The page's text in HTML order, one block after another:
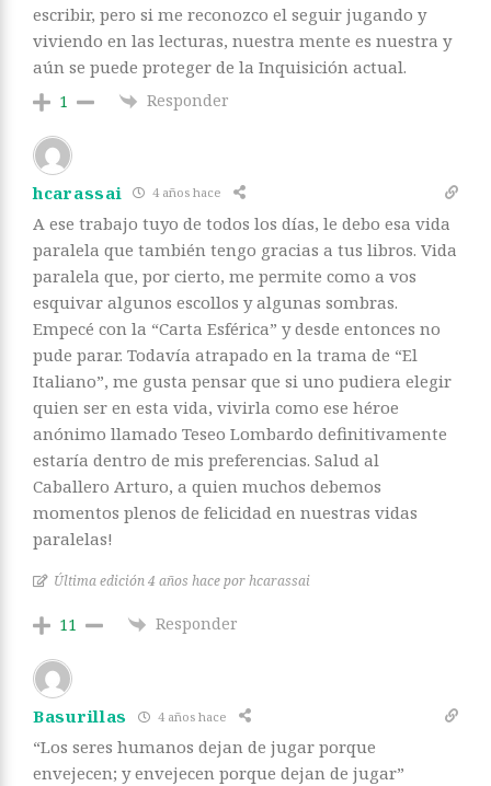
escribir, pero si me reconozco el seguir jugando y
viviendo en las lecturas, nuestra mente es nuestra y
aún se puede proteger de la Inquisición actual.
1 Responder
hcarassai 4 años hace
A ese trabajo tuyo de todos los días, le debo esa vida
paralela que también tengo gracias a tus libros. Vida
paralela que, por cierto, me permite como a vos
esquivar algunos escollos y algunas sombras.
Empecé con la “Carta Esférica” y desde entonces no
pude parar. Todavía atrapado en la trama de “El
Italiano”, me gusta pensar que si uno pudiera elegir
quien ser en esta vida, vivirla como ese héroe
anónimo llamado Teseo Lombardo definitivamente
estaría dentro de mis preferencias. Salud al
Caballero Arturo, a quien muchos debemos
momentos plenos de felicidad en nuestras vidas
paralelas!
Última edición 4 años hace por hcarassai
11 Responder
Basurillas 4 años hace
“Los seres humanos dejan de jugar porque
envejecen; y envejecen porque dejan de jugar”